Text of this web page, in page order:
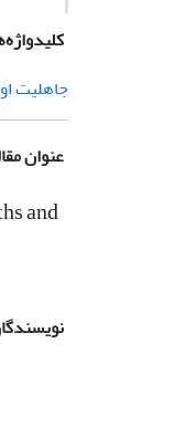
جاهلیت
عنوان
and